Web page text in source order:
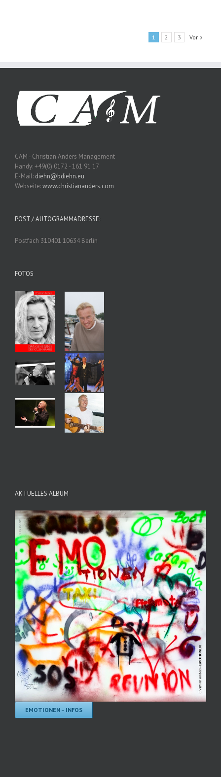
1 2 3 Vor
CAM - Christian Anders Management
Handy: +49(0) 0172 - 161 91 17
E-Mail: diehn@bdiehn.eu
Webseite:www.christiananders.com
POST / AUTOGRAMMADRESSE:
Postfach 310401 10634 Berlin
FOTOS
AKTUELLES ALBUM
EMOTIONEN – INFOS